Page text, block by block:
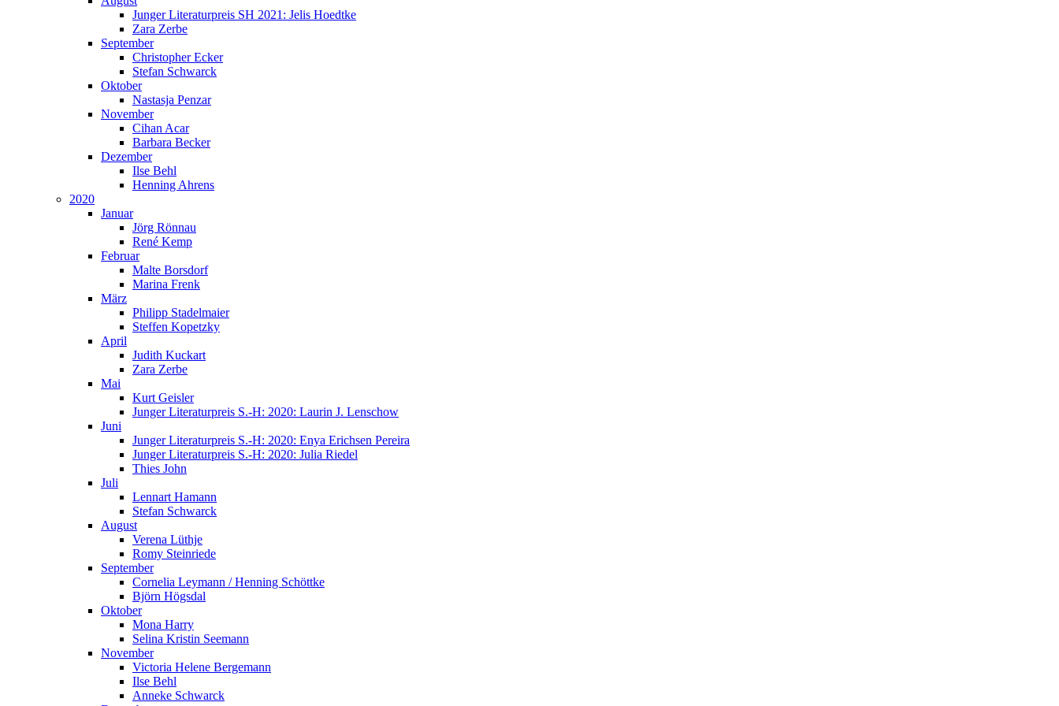
Junger Literaturpreis SH 2021: Jelis Hoedtke
Zara Zerbe
September
Christopher Ecker
Stefan Schwarck
Oktober
Nastasja Penzar
November
Cihan Acar
Barbara Becker
Dezember
Ilse Behl
Henning Ahrens
2020
Januar
Jörg Rönnau
René Kemp
Februar
Malte Borsdorf
Marina Frenk
März
Philipp Stadelmaier
Steffen Kopetzky
April
Judith Kuckart
Zara Zerbe
Mai
Kurt Geisler
Junger Literaturpreis S.-H: 2020: Laurin J. Lenschow
Juni
Junger Literaturpreis S.-H: 2020: Enya Erichsen Pereira
Junger Literaturpreis S.-H: 2020: Julia Riedel
Thies John
Juli
Lennart Hamann
Stefan Schwarck
August
Verena Lüthje
Romy Steinriede
September
Cornelia Leymann / Henning Schöttke
Björn Högsdal
Oktober
Mona Harry
Selina Kristin Seemann
November
Victoria Helene Bergemann
Ilse Behl
Anneke Schwarck